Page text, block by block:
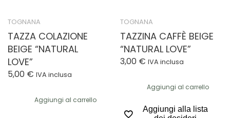
TOGNANA
TAZZA COLAZIONE
BEIGE “NATURAL
LOVE”
5,00 € IVA inclusa
Aggiungi al carrello
TOGNANA
TAZZINA CAFFÈ BEIGE
“NATURAL LOVE”
3,00 € IVA inclusa
Aggiungi al carrello
Aggiungi alla lista